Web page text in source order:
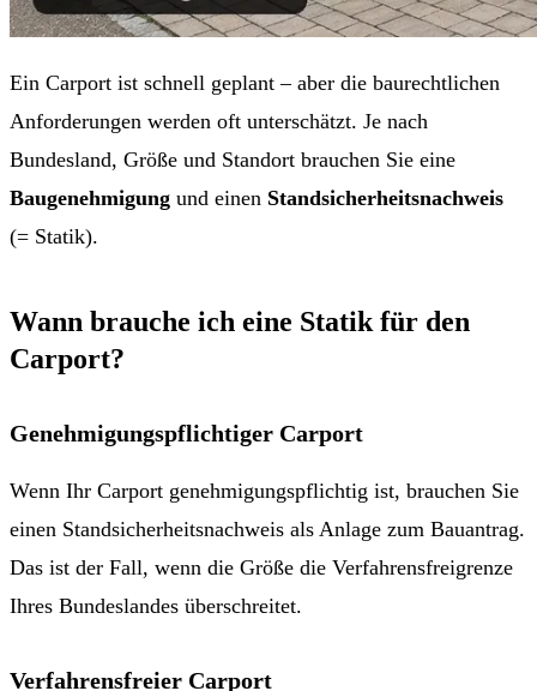
Ein Carport ist schnell geplant – aber die baurechtlichen
Anforderungen werden oft unterschätzt. Je nach
Bundesland, Größe und Standort brauchen Sie eine
Baugenehmigung und einen Standsicherheitsnachweis
(= Statik).
Wann brauche ich eine Statik für den
Carport?
Genehmigungspflichtiger Carport
Wenn Ihr Carport genehmigungspflichtig ist, brauchen Sie
einen Standsicherheitsnachweis als Anlage zum Bauantrag.
Das ist der Fall, wenn die Größe die Verfahrensfreigrenze
Ihres Bundeslandes überschreitet.
Verfahrensfreier Carport